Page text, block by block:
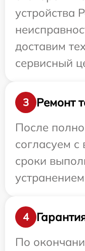
устройства
доставим
сервисный
3
Ремонт
После
согласуем с
сроки
4
По